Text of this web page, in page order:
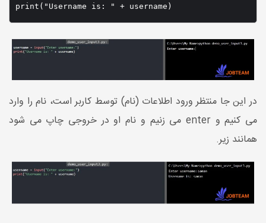
در این جا منتظر ورود اطلاعات (نام) توسط کاربر است، نام را وارد
می کنیم و enter می زنیم و نام او در خروجی چاپ می شود
همانند زیر.